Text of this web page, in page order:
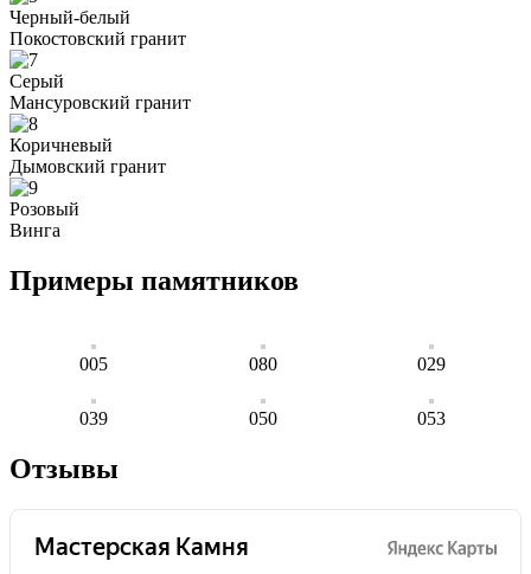
Черный-белый
Покостовский гранит
Серый
Мансуровский гранит
Коричневый
Дымовский гранит
Розовый
Винга
Примеры памятников
005 080 029
039 050 053
Отзывы